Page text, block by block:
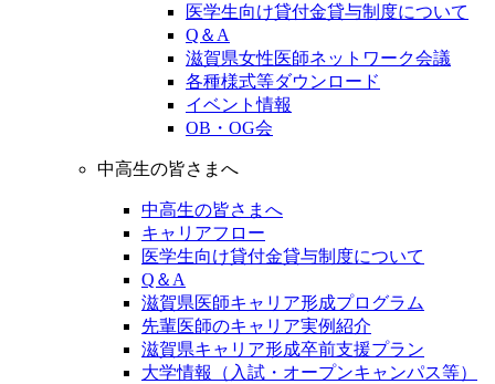
医学生向け貸付金貸与制度について
Q＆A
滋賀県女性医師ネットワーク会議
各種様式等ダウンロード
イベント情報
OB・OG会
中高生の皆さまへ
中高生の皆さまへ
キャリアフロー
医学生向け貸付金貸与制度について
Q＆A
滋賀県医師キャリア形成プログラム
先輩医師のキャリア実例紹介
滋賀県キャリア形成卒前支援プラン
大学情報（入試・オープンキャンパス等）